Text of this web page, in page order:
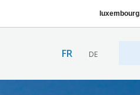
FR DE